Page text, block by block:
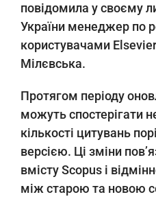
повідомила у своєму
України менеджер по
користувачами
Мілєвська.
Протягом періоду
можуть спостерігати
кількості цитувань
версією. Ці зміни
вмісту Scopus і
між старою та новою